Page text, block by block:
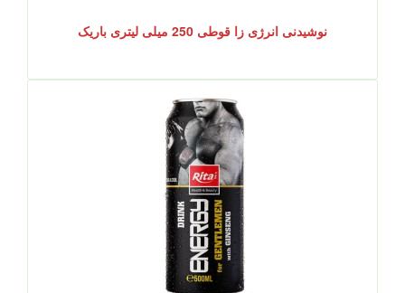
نوشیدنی انرژی زا قوطی 250 میلی لیتری باریک